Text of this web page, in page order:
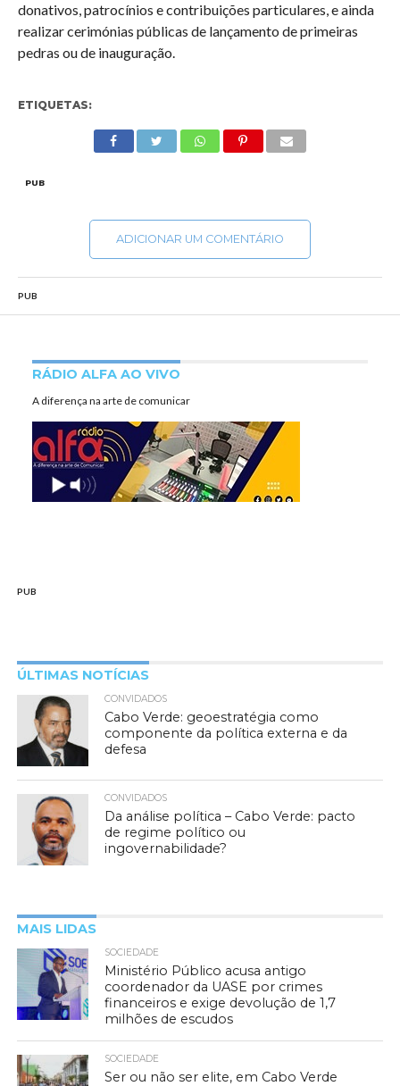
donativos, patrocínios e contribuições particulares, e ainda
realizar cerimónias públicas de lançamento de primeiras
pedras ou de inauguração.
ETIQUETAS:
PUB
ADICIONAR UM COMENTÁRIO
PUB
RÁDIO ALFA AO VIVO
A diferença na arte de comunicar
PUB
ÚLTIMAS NOTÍCIAS
CONVIDADOS
Cabo Verde: geoestratégia como
componente da política externa e da
defesa
CONVIDADOS
Da análise política – Cabo Verde: pacto
de regime político ou
ingovernabilidade?
MAIS LIDAS
SOCIEDADE
Ministério Público acusa antigo
coordenador da UASE por crimes
financeiros e exige devolução de 1,7
milhões de escudos
SOCIEDADE
Ser ou não ser elite, em Cabo Verde